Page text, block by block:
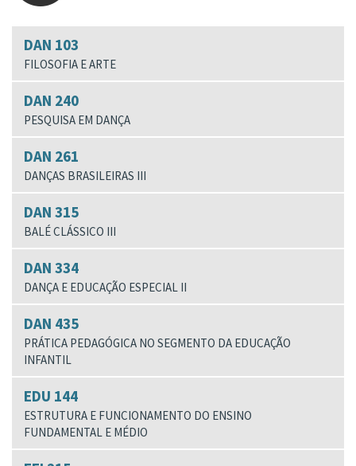
DAN 103
FILOSOFIA E ARTE
DAN 240
PESQUISA EM DANÇA
DAN 261
DANÇAS BRASILEIRAS III
DAN 315
BALÉ CLÁSSICO III
DAN 334
DANÇA E EDUCAÇÃO ESPECIAL II
DAN 435
PRÁTICA PEDAGÓGICA NO SEGMENTO DA EDUCAÇÃO
INFANTIL
EDU 144
ESTRUTURA E FUNCIONAMENTO DO ENSINO
FUNDAMENTAL E MÉDIO